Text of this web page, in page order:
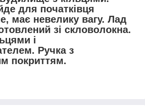
для початківця
має невелику вагу. Лад
зі скловолокна.
і
Ручка з
покриттям.